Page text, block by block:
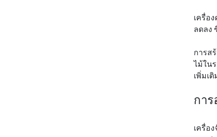
เครื่อ
ลดลง
การส
ไม้ใน
เพิ่มเ
กา
เครื่อ